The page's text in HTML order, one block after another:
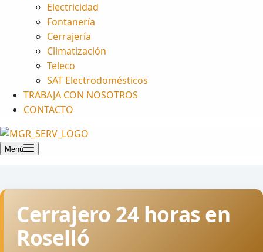
Electricidad
Fontanería
Cerrajería
Climatización
Teleco
SAT Electrodomésticos
TRABAJA CON NOSOTROS
CONTACTO
Menú
Cerrajero 24 horas en
Roselló